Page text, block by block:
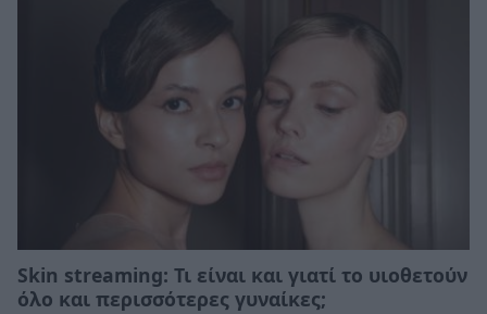
Skin streaming: Τι είναι και γιατί το υιοθετούν
όλο και περισσότερες γυναίκες;